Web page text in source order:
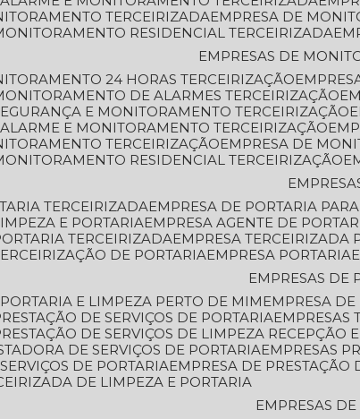
TERCEIRIZADA
EMPRESA DE
RESIDENCIAL TERCEIRIZADA
EMPRESAS DE
24 HORAS TERCEIRIZAÇÃO
DE ALARMES TERCEIRIZAÇÃO
E MONITORAMENTO TERCEIRIZAÇÃO
ALARME E MONITORAMENTO TERCEIRIZAÇÃO
TERCEIRIZAÇÃO
EMPRESA DE
RESIDENCIAL TERCEIRIZAÇÃO
TERCEIRIZADA
EMPRESA DE PORTARIA
E PORTARIA
EMPRESA AGENTE DE
TERCEIRIZADA
EMPRESA TERCEIRIZADA
DE PORTARIA
EMPRESA PORTARIA
EMPRESAS
PORTARIA E LIMPEZA PERTO DE MIM
EMPRESA
DE SERVIÇOS DE PORTARIA
DE SERVIÇOS DE LIMPEZA RECEPÇÃO
DE SERVIÇOS DE PORTARIA
EMPRESAS
SERVIÇOS DE PORTARIA
EMPRESA DE
DE LIMPEZA E PORTARIA
EMPRESAS